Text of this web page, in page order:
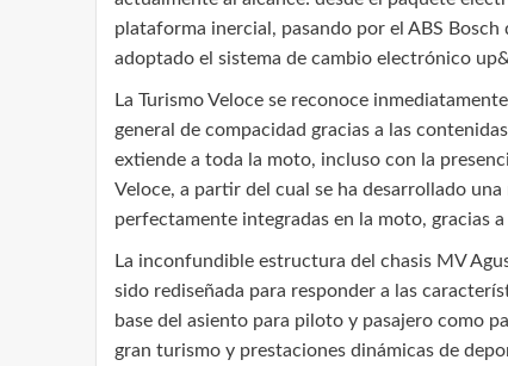
plataforma inercial, pasando por el ABS
adoptado el sistema de cambio electrónico
La Turismo Veloce se reconoce
general de compacidad gracias a las
extiende a toda la moto, incluso con la
Veloce, a partir del cual se ha desarrollado
perfectamente integradas en la moto, gracias
La inconfundible estructura del chasis MV
sido rediseñada para responder a las
base del asiento para piloto y pasajero como
gran turismo y prestaciones dinámicas de